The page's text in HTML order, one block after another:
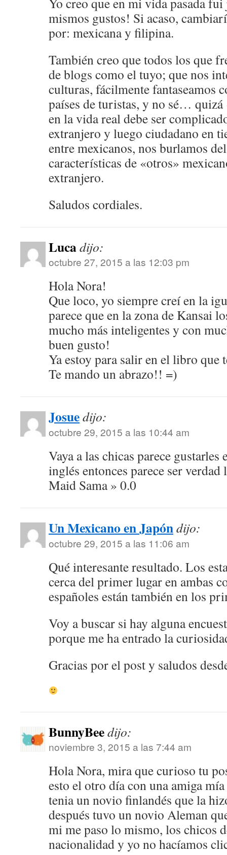
mismos gustos! Si acaso,
por: mexicana y filipina.
También creo que todos los que
de blogs como el tuyo; que nos
culturas, fácilmente fantaseamos
países de turistas, y no sé…
en la vida real debe ser
extranjero y luego ciudadano en
entre mexicanos, nos burlamos
características de «otros»
extranjero.
Saludos cordiales.
Lucadijo:
octubre 27, 2015 a las 12:03 pm
Hola Nora!
Que loco, yo siempre creí en la
parece que en la zona de Kansai
mucho más inteligentes y con
buen gusto!
Ya estoy para salir en el libro que
Te mando un abrazo!! =)
Josuedijo:
octubre 29, 2015 a las 10:44 am
Vaya a las chicas parece gustarles
inglés entonces parece ser
Maid Sama » 0.0
Un Mexicano en Japóndijo:
octubre 29, 2015 a las 11:06 am
Qué interesante resultado. Los
cerca del primer lugar en ambas
españoles están también en los
Voy a buscar si hay alguna
porque me ha entrado la
Gracias por el post y saludos
BunnyBeedijo:
noviembre 3, 2015 a las 7:44 am
Hola Nora, mira que curioso tu
esto el otro día con una amiga
tenia un novio finlandés que la
después tuvo un novio Aleman
mi me paso lo mismo, los chicos
nacionalidad y yo no hacíamos